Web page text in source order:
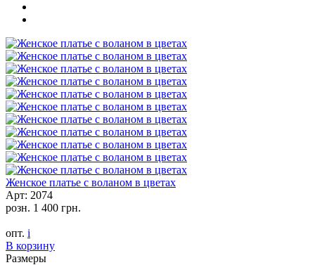
Женское платье с воланом в цветах
Арт: 2074
розн. 1 400 грн.
опт. i
В корзину
Размеры